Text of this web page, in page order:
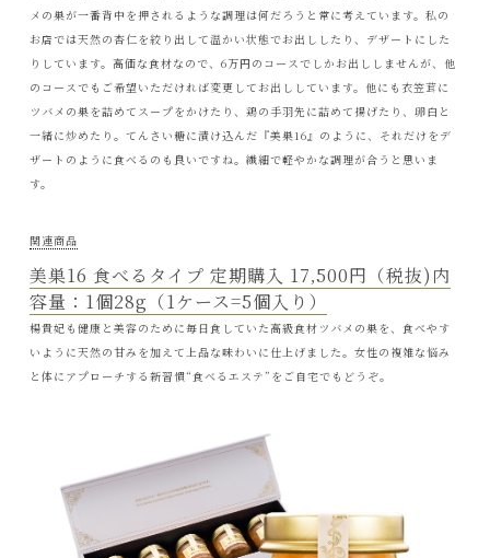
メの巣が一番背中を押されるような調理は何だろうと常に考えています。私の
お店では天然の杏仁を絞り出して温かい状態でお出ししたり、デザートにした
りしています。高価な食材なので、6万円のコースでしかお出ししませんが、他
のコースでもご希望いただければ変更してお出ししています。他にも衣笠茸に
ツバメの巣を詰めてスープをかけたり、鶏の手羽先に詰めて揚げたり、卵白と
一緒に炒めたり。てんさい糖に漬け込んだ『美巣16』のように、それだけをデ
ザートのように食べるのも良いですね。繊細で軽やかな調理が合うと思いま
す。
関連商品
美巣16 食べるタイプ 定期購入 17‚500円（税抜)内
容量：1個28g（1ケース=5個入り）
楊貴妃も健康と美容のために毎日食していた高級食材ツバメの巣を、食べやす
いように天然の甘みを加えて上品な味わいに仕上げました。女性の複雑な悩み
と体にアプローチする新習慣“食べるエステ”をご自宅でもどうぞ。